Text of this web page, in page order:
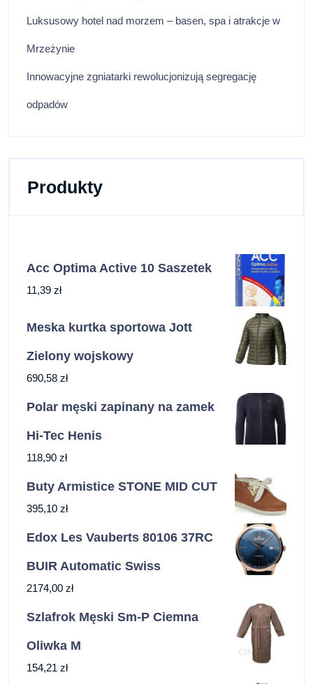
Luksusowy hotel nad morzem – basen, spa i atrakcje w
Mrzeżynie
Innowacyjne zgniatarki rewolucjonizują segregację
odpadów
Produkty
Acc Optima Active 10 Saszetek
11,39 zł
Meska kurtka sportowa Jott
Zielony wojskowy
690,58 zł
Polar męski zapinany na zamek
Hi-Tec Henis
118,90 zł
Buty Armistice STONE MID CUT
395,10 zł
Edox Les Vauberts 80106 37RC
BUIR Automatic Swiss
2174,00 zł
Szlafrok Męski Sm-P Ciemna
Oliwka M
154,21 zł